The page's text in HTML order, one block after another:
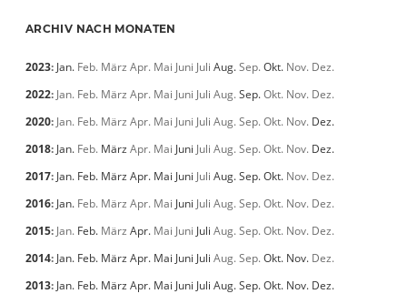
ARCHIV NACH MONATEN
2023: Jan. Feb. März Apr. Mai Juni Juli Aug.Sep.Okt. Nov. Dez.
2022: Jan. Feb. März Apr. Mai Juni Juli Aug.Sep.Okt. Nov. Dez.
2020: Jan. Feb. März Apr. Mai Juni Juli Aug.Sep.Okt. Nov. Dez.
2018: Jan. Feb. März Apr. Mai Juni Juli Aug.Sep.Okt. Nov. Dez.
2017: Jan. Feb. März Apr. Mai Juni Juli Aug.Sep.Okt. Nov. Dez.
2016: Jan. Feb. März Apr. Mai Juni Juli Aug.Sep.Okt. Nov. Dez.
2015: Jan. Feb. März Apr. Mai Juni Juli Aug.Sep.Okt. Nov. Dez.
2014: Jan. Feb. März Apr. Mai Juni Juli Aug.Sep.Okt. Nov. Dez.
2013: Jan. Feb. März Apr. Mai Juni Juli Aug.Sep.Okt. Nov. Dez.